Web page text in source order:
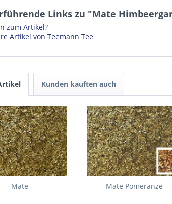
Links zu "Mate
zum Artikel?
Artikel von Teemann Tee
Kunden kauften auch
Mate Mate Pomeranze